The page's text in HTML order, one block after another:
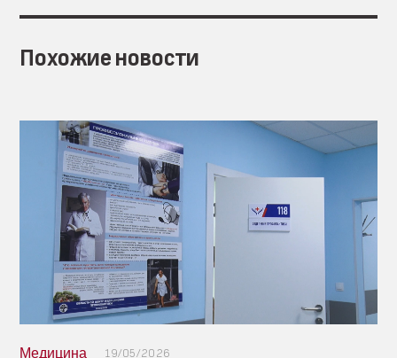
Похожие новости
Медицина 19/05/2026